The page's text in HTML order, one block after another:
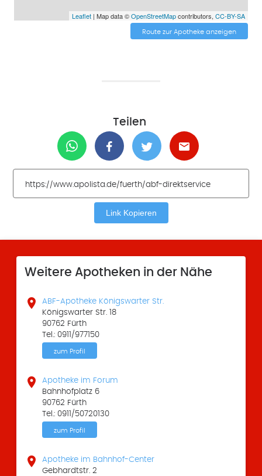
Leaflet| Map data ©OpenStreetMapcontributors, CC-BY-SA
Route zur Apotheke anzeigen
Teilen
Link Kopieren
Weitere Apotheken in der Nähe

ABF-Apotheke Königswarter Str.
Königswarter Str. 18
90762 Fürth
Tel.: 0911/977150
zum Profil

Apotheke im Forum
Bahnhofplatz 6
90762 Fürth
Tel.: 0911/50720130
zum Profil

Apotheke im Bahnhof-Center
Gebhardtstr. 2